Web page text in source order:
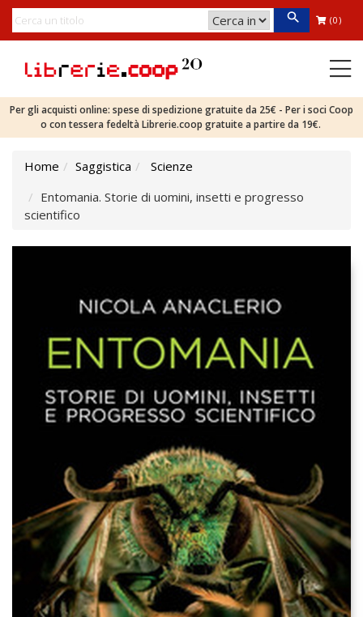
(0)
Per gli acquisti online: spese di spedizione gratuite da 25€ - Per i soci Coop
o con tessera fedeltà Librerie.coop gratuite a partire da 19€.
Home Saggistica
Scienze
Entomania. Storie di uomini, insetti e progresso
scientifico